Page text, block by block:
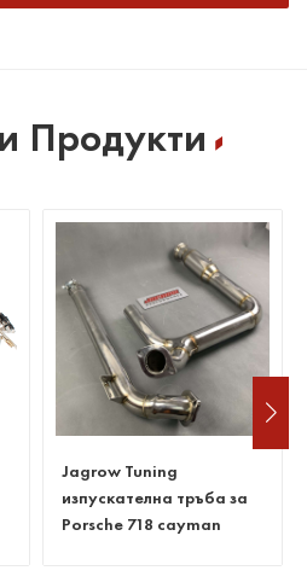
Продукти
Изпускателна тръба без
котка за Benz C63 W205